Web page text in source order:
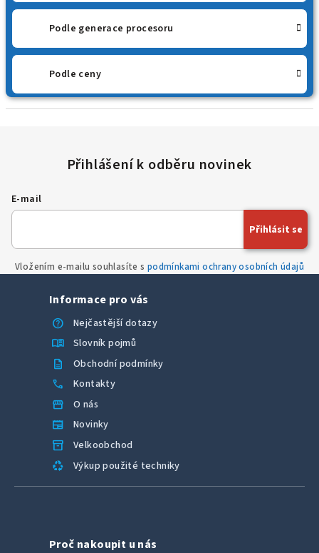
Podle generace procesoru
Podle ceny
E-mail
Vložením e-mailu souhlasíte s podmínkami ochrany osobních údajů
Přihlásit se
Informace pro vás
help
Nejčastější dotazy
menu_book Slovník pojmů
description Obchodní podmínky
call Kontakty
storefront O nás
newspaper Novinky
inventory_2 Velkoobchod
recycling Výkup použité techniky
Proč nakoupit u nás